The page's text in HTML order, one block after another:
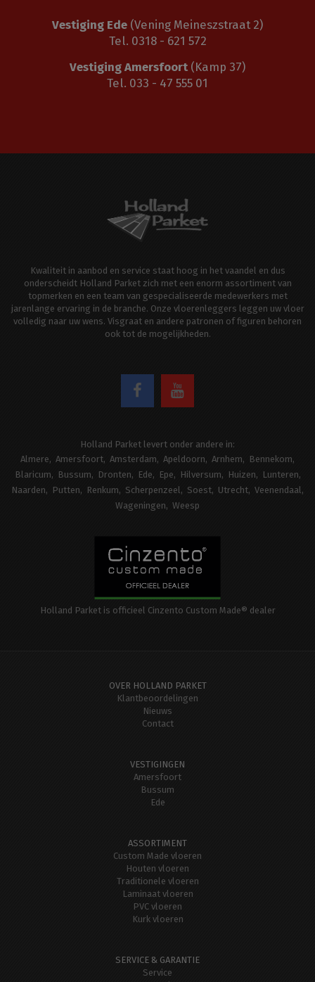
Vestiging Ede (Vening Meineszstraat 2)
Tel. 0318 - 621 572
Vestiging Amersfoort (Kamp 37)
Tel. 033 - 47 555 01
Kwaliteit in aanbod en service staat hoog in het vaandel en dus
onderscheidt Holland Parket zich met een enorm assortiment van
topmerken en een team van gespecialiseerde medewerkers met
jarenlange ervaring in de branche. Onze vloerenleggers leggen uw vloer
volledig naar uw wens. Visgraat en andere patronen of figuren behoren
ook tot de mogelijkheden.
Holland Parket levert onder andere in:
Almere
Amersfoort Amsterdam Apeldoorn Arnhem
Bennekom
Blaricum
Bussum Dronten Ede Epe Hilversum Huizen
Lunteren
Naarden
Putten Renkum Scherpenzeel Soest Utrecht Veenendaal
Wageningen
Weesp
Holland Parket is officieel Cinzento Custom Made® dealer
OVER HOLLAND PARKET
Klantbeoordelingen
Nieuws
Contact
VESTIGINGEN
Amersfoort
Bussum
Ede
ASSORTIMENT
Custom Made vloeren
Houten vloeren
Traditionele vloeren
Laminaat vloeren
PVC vloeren
Kurk vloeren
SERVICE & GARANTIE
Service